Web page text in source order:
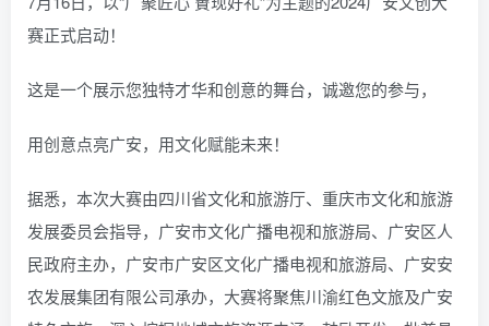
赛正式启动！
这是一个展示您独特才华和创意的舞台，诚邀您的参与，
用创意点亮广安，用文化赋能未来！
据悉，本次大赛由四川省文化和旅游厅、重庆市文化和旅游
发展委员会指导，广安市文化广播电视和旅游局、广安区人
民政府主办，广安市广安区文化广播电视和旅游局、广安安
农发展集团有限公司承办，大赛将聚焦川渝红色文旅及广安